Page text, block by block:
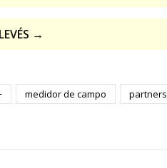
→
medidor de campo partners